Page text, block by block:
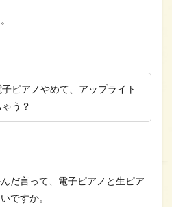
ピアノやめて、アップライト
う？
だ言って、電子ピアノと生ピア
ですか。